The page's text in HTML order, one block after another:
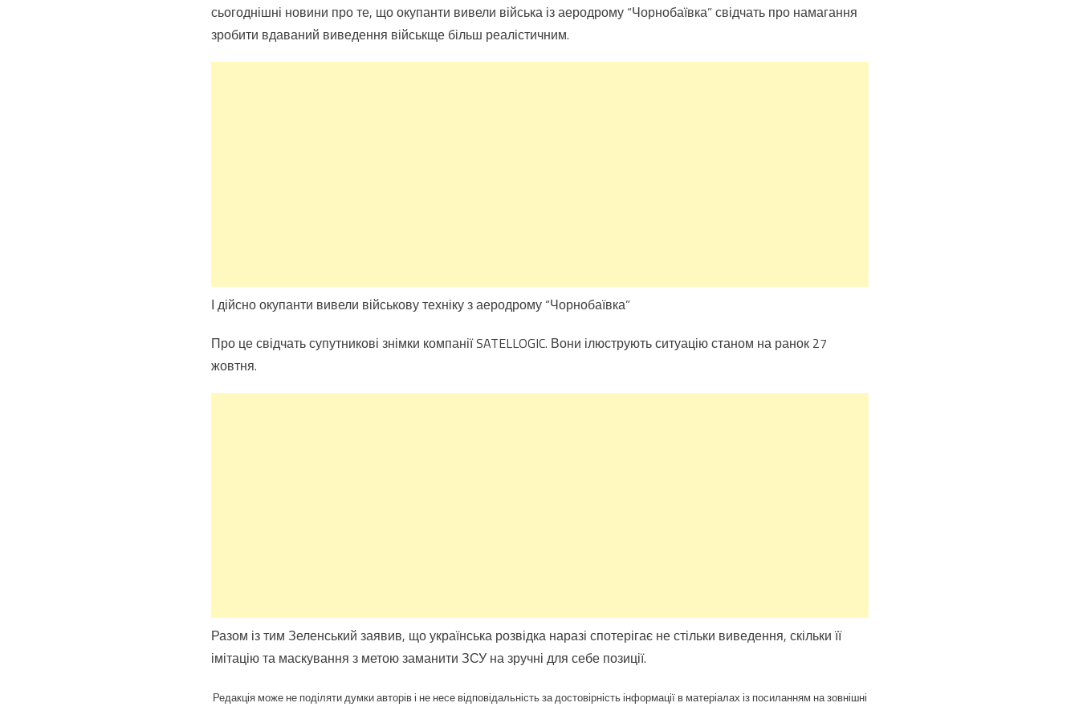
сьогоднішні новини про те, що окупанти вивели війська із аеродрому “Чорнобаївка” свідчать про намагання
зробити вдаваний виведення військще більш реалістичним.
І дійсно окупанти вивели військову техніку з аеродрому “Чорнобаївка”
Про це свідчать супутникові знімки компанії SATELLOGIC. Вони ілюструють ситуацію станом на ранок 27
жовтня.
Разом із тим Зеленський заявив, що українська розвідка наразі спотерігає не стільки виведення, скільки її
імітацію та маскування з метою заманити ЗСУ на зручні для себе позиції.
Редакція може не поділяти думки авторів і не несе відповідальність за достовірність інформації в матеріалах із посиланням на зовнішні